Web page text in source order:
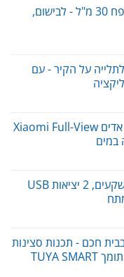
שמן אתרי טהור MAYJAM בנפח 30 מ"ל - לבישום,
על הקיר - עם
משקפת שחייה מקצועית נגד אדים Xiaomi Full-View
במים
מפצל חשמל שקע EU עם 5 שקעים, 2 יציאות USB
חכם - תכנות סצינות
ואוטומציות בלחיצת כפתור | תומך TUYA SMART